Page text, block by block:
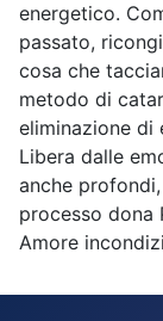
energetico.
passato,
cosa che
metodo di
eliminazione di
Libera dalle
anche
processo dona
Amore